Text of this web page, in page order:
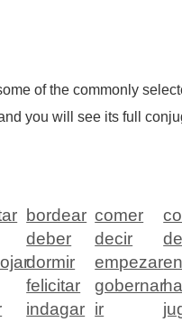
of the commonly
you will see its full
bordear comer
deber decir
dormir empezar
felicitar gobernar
indagar ir